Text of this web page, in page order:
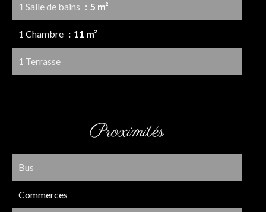
1 Salle de bains 5 m²
1 Chambre 11 m²
1 Terrasse
Proximités
Bus
Commerces